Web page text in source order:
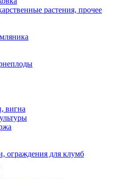
растения, прочее
вигна
ограждения для клумб